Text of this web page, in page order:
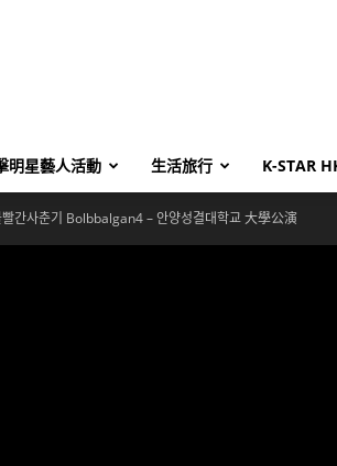
明星藝人活動 生活旅行 K-STAR
간사춘기 Bolbbalgan4 – 안양성결대학교 大學公演